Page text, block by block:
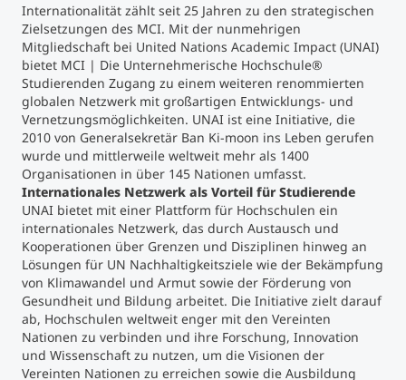
Internationalität zählt seit 25 Jahren zu den strategischen
Zielsetzungen des MCI. Mit der nunmehrigen
Mitgliedschaft bei United Nations Academic Impact (UNAI)
bietet MCI | Die Unternehmerische Hochschule®
Studierenden Zugang zu einem weiteren renommierten
globalen Netzwerk mit großartigen Entwicklungs- und
Vernetzungsmöglichkeiten. UNAI ist eine Initiative, die
2010 von Generalsekretär Ban Ki-moon ins Leben gerufen
wurde und mittlerweile weltweit mehr als 1400
Organisationen in über 145 Nationen umfasst.
Internationales Netzwerk als Vorteil für Studierende
UNAI bietet mit einer Plattform für Hochschulen ein
internationales Netzwerk, das durch Austausch und
Kooperationen über Grenzen und Disziplinen hinweg an
Lösungen für UN Nachhaltigkeitsziele wie der Bekämpfung
von Klimawandel und Armut sowie der Förderung von
Gesundheit und Bildung arbeitet. Die Initiative zielt darauf
ab, Hochschulen weltweit enger mit den Vereinten
Nationen zu verbinden und ihre Forschung, Innovation
und Wissenschaft zu nutzen, um die Visionen der
Vereinten Nationen zu erreichen sowie die Ausbildung